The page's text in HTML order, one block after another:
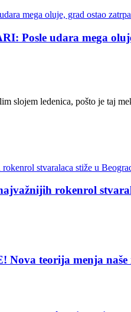
Posle udara mega
slojem ledenica, pošto je taj
rokenrol
teorija menja naše